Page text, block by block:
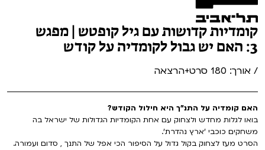
קומדיות קדושות עם גיל קופטש | מפגש
3: האם יש גבול לקומדיה על קודש
/ אורך: 180 סרט+הרצאה
האם קומדיה על התנ"ך היא חילול הקודש?
בואו לגלות מחדש ולצחוק עם אחת הקומדיות הגדולות של ישראל בה
משחקים כוכבי 'ארץ נהדרת'.
הסרט מעז לצחוק בקול גדול על הסיפור הכי אפל של התנך , סדום ועמורה.